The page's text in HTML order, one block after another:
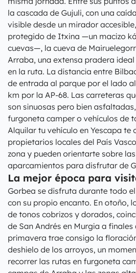
la cascada de Gujuli, con una
visible desde un mirador
protegido de Itxina —un macizo
cuevas—, la cueva de
Arraba, una extensa pradera
en la ruta. La distancia entre
de entrada al parque por el lado
km por la AP-68. Las carreteras
son sinuosas pero bien
furgoneta camper o vehículos de
Alquilar tu vehículo en Yescapa te
propietarios locales del País
zona y pueden orientarte sobre
aparcamientos para disfrutar de
La mejor época para
Gorbea se disfruta durante todo
con su propio encanto. En otoño,
de tonos cobrizos y dorados,
de San Andrés en Murgia a
primavera trae consigo la
deshielo de los arroyos, un
recorrer las rutas en furgoneta